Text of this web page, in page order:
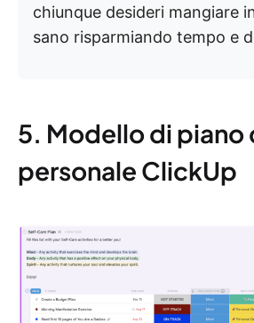
chiunque desideri mangiare
sano risparmiando tempo e
5. Modello di piano
personale ClickUp